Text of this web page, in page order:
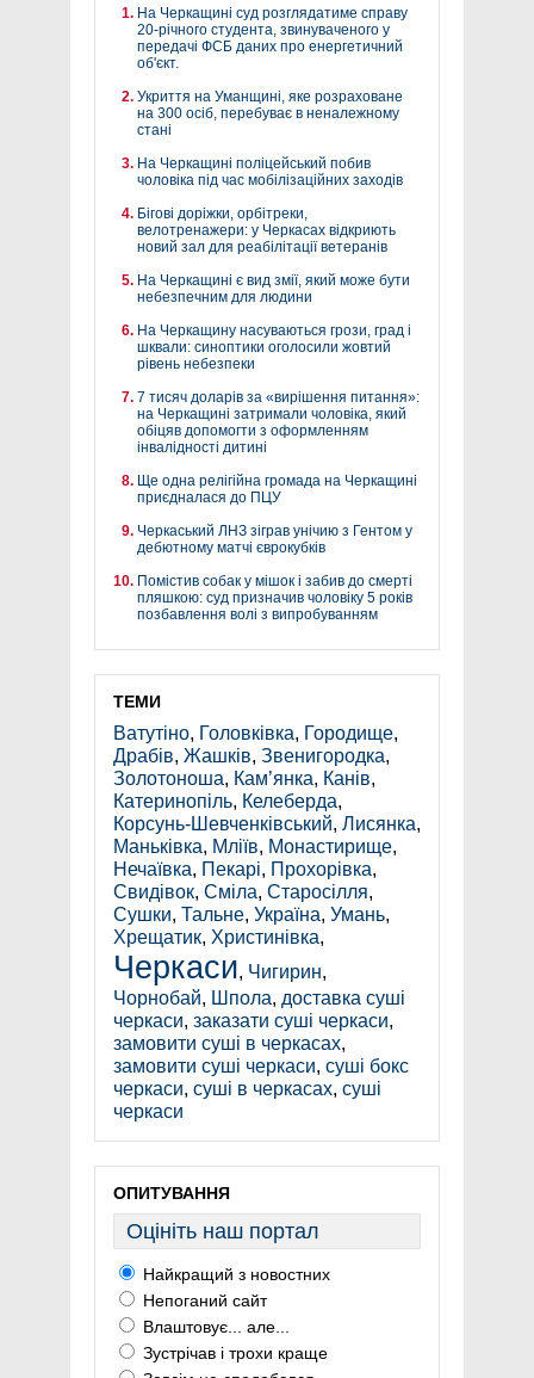
На Черкащині суд розглядатиме справу
20-річного студента, звинуваченого у
передачі ФСБ даних про енергетичний
об'єкт.
Укриття на Уманщині, яке розраховане
на 300 осіб, перебуває в неналежному
стані
На Черкащині поліцейський побив
чоловіка під час мобілізаційних заходів
Бігові доріжки, орбітреки,
велотренажери: у Черкасах відкриють
новий зал для реабілітації ветеранів
На Черкащині є вид змії, який може бути
небезпечним для людини
На Черкащину насуваються грози, град і
шквали: синоптики оголосили жовтий
рівень небезпеки
7 тисяч доларів за «вирішення питання»:
на Черкащині затримали чоловіка, який
обіцяв допомогти з оформленням
інвалідності дитині
Ще одна релігійна громада на Черкащині
приєдналася до ПЦУ
Черкаський ЛНЗ зіграв унічию з Гентом у
дебютному матчі єврокубків
Помістив собак у мішок і забив до смерті
пляшкою: суд призначив чоловіку 5 років
позбавлення волі з випробуванням
ТЕМИ
Ватутіно, Головківка, Городище,
Драбів, Жашків, Звенигородка,
Золотоноша, Кам’янка, Канів,
Катеринопіль, Келеберда,
Корсунь-Шевченківський, Лисянка,
Маньківка, Мліїв, Монастирище,
Нечаївка, Пекарі, Прохорівка,
Свидівок, Сміла, Старосілля,
Сушки, Тальне, Україна, Умань,
Хрещатик, Христинівка,
Черкаси, Чигирин,
Чорнобай, Шпола, доставка суші
черкаси, заказати суші черкаси,
замовити суші в черкасах,
замовити суші черкаси, суші бокс
черкаси, суші в черкасах, суші
черкаси
ОПИТУВАННЯ
Оцініть наш портал
Найкращий з новостних
Непоганий сайт
Влаштовує... але...
Зустрічав і трохи краще